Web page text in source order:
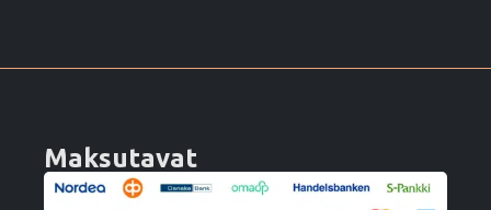
Maksutavat